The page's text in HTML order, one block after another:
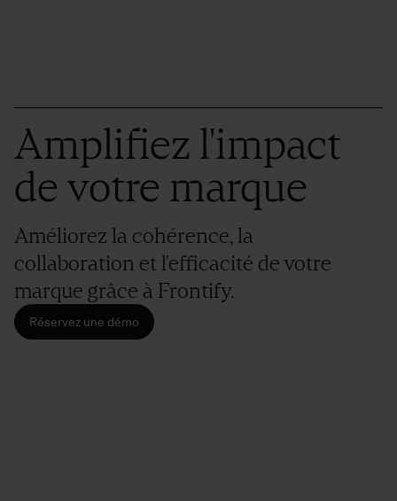
Amplifiez l'impact
de votre marque
Améliorez la cohérence, la
collaboration et l'efficacité de votre
marque grâce à Frontify.
Réservez une démo